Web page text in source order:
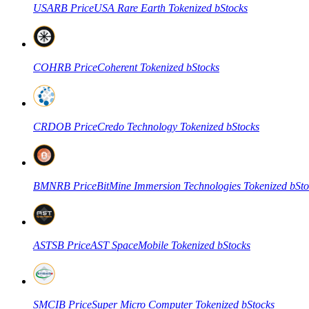
COIN-M-futures
Cryptocurrency-futures
Derivaten voor aandelen, forex, edelmetalen en grondstoffen
USDC-futures
USARB PriceUSA Rare Earth Tokenized bStocks
COHRB PriceCoherent Tokenized bStocks
CRDOB PriceCredo Technology Tokenized bStocks
BMNRB PriceBitMine Immersion Technologies Tokenized
ASTSB PriceAST SpaceMobile Tokenized bStocks
SMCIB PriceSuper Micro Computer Tokenized bStocks